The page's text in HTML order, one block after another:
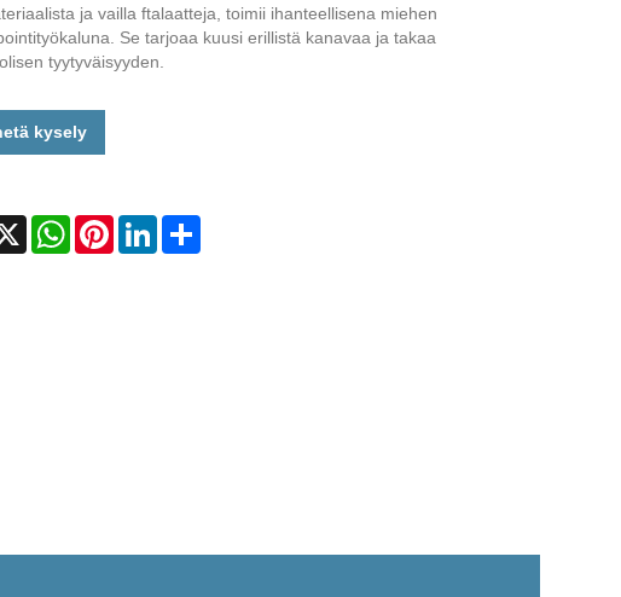
ja vailla ftalaatteja, toimii ihanteellisena miehen
Se tarjoaa kuusi erillistä kanavaa ja takaa
tyytyväisyyden.
kysely
X WhatsAppPinterestLinkedInShare